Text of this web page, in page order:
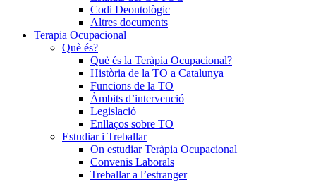
Codi Deontològic
Altres documents
Terapia Ocupacional
Què és?
Què és la Teràpia Ocupacional?
Història de la TO a Catalunya
Funcions de la TO
Àmbits d’intervenció
Legislació
Enllaços sobre TO
Estudiar i Treballar
On estudiar Teràpia Ocupacional
Convenis Laborals
Treballar a l’estranger